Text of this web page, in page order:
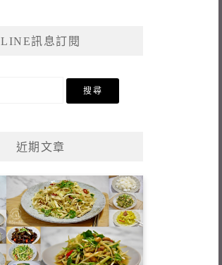
LINE訊息訂閱
近期文章